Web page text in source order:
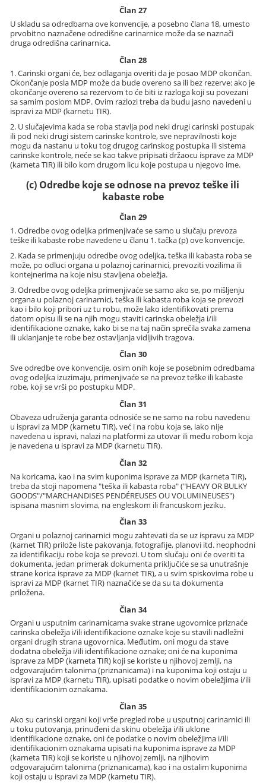
Član 27
U skladu sa odredbama ove konvencije, a posebno člana 18, umesto
prvobitno naznačene odredišne carinarnice može da se naznači
druga odredišna carinarnica.
Član 28
1. Carinski organi će, bez odlaganja overiti da je posao MDP okončan.
Okončanje posla MDP može da bude overeno sa ili bez rezerve: ako je
okončanje overeno sa rezervom to će biti iz razloga koji su povezani
sa samim poslom MDP. Ovim razlozi treba da budu jasno navedeni u
ispravi za MDP (karnetu TIR).
2. U slučajevima kada se roba stavlja pod neki drugi carinski postupak
ili pod neki drugi sistem carinske kontrole, sve nepravilnosti koje
mogu da nastanu u toku tog drugog carinskog postupka ili sistema
carinske kontrole, neće se kao takve pripisati držaocu isprave za MDP
(karneta TIR) ili bilo kom drugom licu koje postupa u njegovo ime.
(c) Odredbe koje se odnose na prevoz teške ili
kabaste robe
Član 29
1. Odredbe ovog odeljka primenjivaće se samo u slučaju prevoza
teške ili kabaste robe navedene u članu 1. tačka (p) ove konvencije.
2. Kada se primenjuju odredbe ovog odeljka, teška ili kabasta roba se
može, po odluci organa u polaznoj carinarnici, prevoziti vozilima ili
kontejnerima na koje nisu stavljena obeležja.
3. Odredbe ovog odeljka primenjivaće se samo ako se, po mišljenju
organa u polaznoj carinarnici, teška ili kabasta roba koja se prevozi
kao i bilo koji pribori uz tu robu, može lako identifikovati prema
datom opisu ili se na njih mogu staviti carinska obeležja i/ili
identifikacione oznake, kako bi se na taj način sprečila svaka zamena
ili uklanjanje te robe bez ostavljanja vidljivih tragova.
Član 30
Sve odredbe ove konvencije, osim onih koje se posebnim odredbama
ovog odeljka izuzimaju, primenjivaće se na prevoz teške ili kabaste
robe, koji se vrši po postupku MDP.
Član 31
Obaveza udruženja garanta odnosiće se ne samo na robu navedenu
u ispravi za MDP (karnetu TIR), već i na robu koja se, iako nije
navedena u ispravi, nalazi na platformi za utovar ili među robom koja
je navedena u ispravi za MDP (karnetu TIR).
Član 32
Na koricama, kao i na svim kuponima isprave za MDP (karneta TIR),
treba da stoji napomena "teška ili kabasta roba" ("HEAVY OR BULKY
GOODS"/"MARCHANDISES PENDÉREUSES OU VOLUMINEUSES")
ispisana masnim slovima, na engleskom ili francuskom jeziku.
Član 33
Organi u polaznoj carinarnici mogu zahtevati da se uz ispravu za MDP
(karnet TIR) prilože liste pakovanja, fotografije, planovi itd. neophodni
za identifikaciju robe koja se prevozi. U tom slučaju oni će overiti ta
dokumenta, jedan primerak dokumenta priključiće se sa unutrašnje
strane korica isprave za MDP (karnet TIR), a u svim spiskovima robe u
ispravi za MDP (karnet TIR) naznačiće se da su ta dokumenta
priložena.
Član 34
Organi u usputnim carinarnicama svake strane ugovornice priznaće
carinska obeležja i/ili identifikacione oznake koje su stavili nadležni
organi drugih strana ugovornica. Međutim, oni mogu da stave
dodatna obeležja i/ili identifikacione oznake; oni će na kuponima
isprave za MDP (karneta TIR) koji se koriste u njihovoj zemlji, na
odgovarajućim talonima (priznanicama) i na kuponima koji ostaju u
ispravi za MDP (karnetu TIR), upisati podatke o novim obeležjima i/ili
identifikacionim oznakama.
Član 35
Ako su carinski organi koji vrše pregled robe u usputnoj carinarnici ili
u toku putovanja, prinuđeni da skinu obeležja i/ili uklone
identifikacione oznake, oni će podatke o novim obeležjima i/ili
identifikacionim oznakama upisati na kuponima isprave za MDP
(karneta TIR) koji se koriste u njihovoj zemlji, na njihovim
odgovarajućim talonima (priznanicama), kao i na ostalim kuponima
koji ostaju u ispravi za MDP (karnetu TIR).